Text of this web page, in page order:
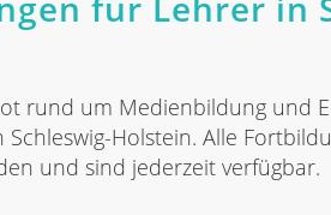
rund um Medienbildung und
Holstein. Alle
und sind jederzeit verfügbar.